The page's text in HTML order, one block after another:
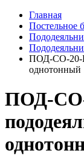
Главная
Постельное
ПОД-СО-20-
однотонный
ПОД-